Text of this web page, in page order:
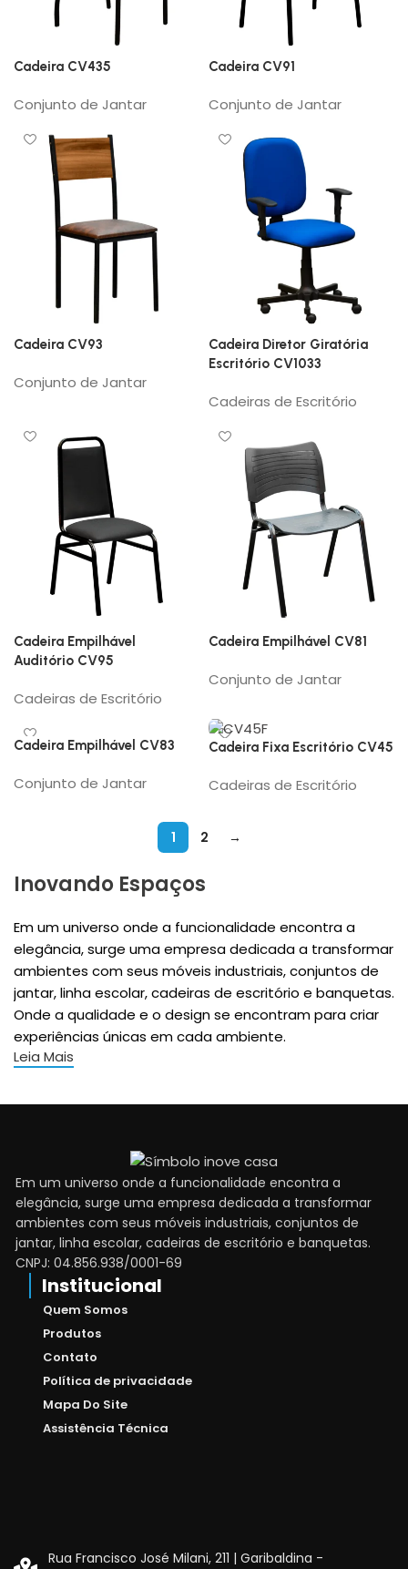
Cadeira CV435
Conjunto de Jantar
Cadeira CV91
Conjunto de Jantar
Cadeira CV93
Conjunto de Jantar
Cadeira Diretor Giratória
Escritório CV1033
Cadeiras de Escritório
Cadeira Empilhável
Auditório CV95
Cadeiras de Escritório
Cadeira Empilhável CV81
Conjunto de Jantar
Cadeira Empilhável CV83
Conjunto de Jantar
Cadeira Fixa Escritório CV45
Cadeiras de Escritório
1 2 →
Inovando Espaços
Em um universo onde a funcionalidade encontra a
elegância, surge uma empresa dedicada a transformar
ambientes com seus móveis industriais, conjuntos de
jantar, linha escolar, cadeiras de escritório e banquetas.
Onde a qualidade e o design se encontram para criar
experiências únicas em cada ambiente.
unem, os móveis industriais se destacam como
símbolos de resistência e beleza. Cada peça é
cuidadosamente projetada para agregar
personalidade aos ambientes, seja em residências
contemporâneas ou em espaços comerciais
inovadores. Nossos móveis industriais não são apenas
funcionais, são verdadeiras obras de arte que elevam
qualquer espaço a um novo patamar de sofisticação.
Conjuntos de Jantar: O Encontro Perfeito entre
Conforto e Estilo
Reunir amigos e familiares em torno de uma mesa é
uma experiência que vai além da simples alimentação.
Leia Mais
Em um universo onde a funcionalidade encontra a
elegância, surge uma empresa dedicada a transformar
ambientes com seus móveis industriais, conjuntos de
jantar, linha escolar, cadeiras de escritório e banquetas.
CNPJ: 04.856.938/0001-69
Institucional
Quem Somos
Produtos
Contato
Política de privacidade
Mapa Do Site
Assistência Técnica
Rua Francisco José Milani, 211 | Garibaldina -